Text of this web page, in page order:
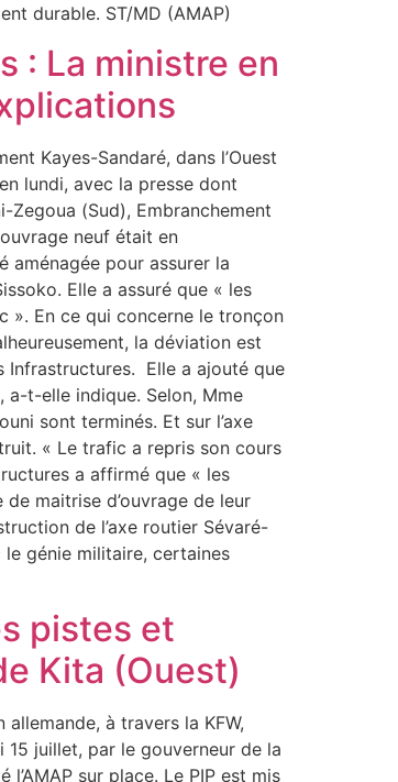
durable. ST/MD (AMAP)
: La ministre en
Kayes-Sandaré, dans l’Ouest
lundi, avec la presse dont
Zegoua (Sud), Embranchement
neuf était en
aménagée pour assurer la
Elle a assuré que « les
». En ce qui concerne le tronçon
la déviation est
Infrastructures. Elle a ajouté que
a-t-elle indique. Selon, Mme
sont terminés. Et sur l’axe
« Le trafic a repris son cours
a affirmé que « les
maitrise d’ouvrage de leur
de l’axe routier Sévaré-
génie militaire, certaines
pistes et
Kita (Ouest)
à travers la KFW,
15 juillet, par le gouverneur de la
sur place. Le PIP est mis